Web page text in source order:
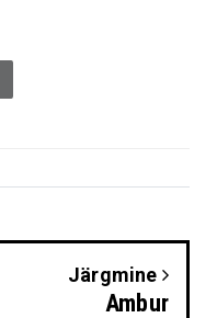
Järgmine
Ambur